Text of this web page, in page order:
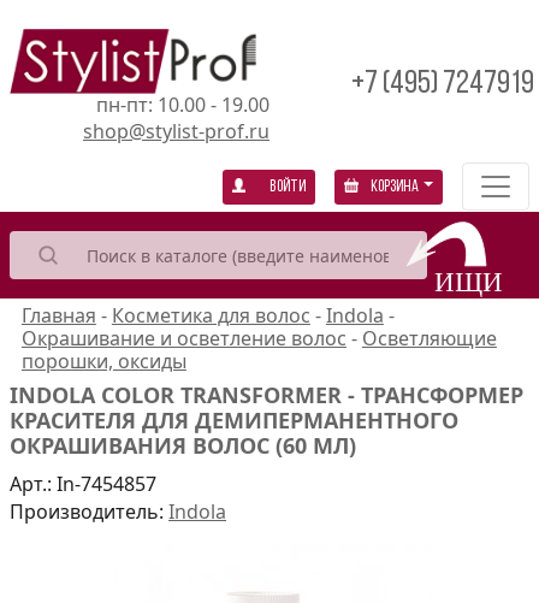
пн-пт: 10.00 - 19.00
shop@stylist-prof.ru
+7 (495) 7247919
Войти Корзина
Главная - Косметика для волос -Indola -
Окрашивание и осветление волос - Осветляющие
порошки, оксиды
INDOLA COLOR TRANSFORMER - ТРАНСФОРМЕР
КРАСИТЕЛЯ ДЛЯ ДЕМИПЕРМАНЕНТНОГО
ОКРАШИВАНИЯ ВОЛОС (60 МЛ)
Арт.: In-7454857
Производитель: Indola